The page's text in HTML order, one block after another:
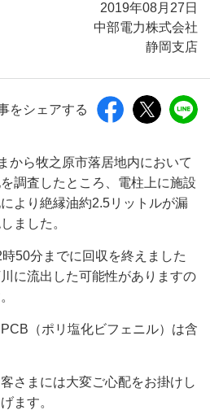
2019年08月27日
中部電力株式会社
静岡支店
をシェアする
から牧之原市落居地内において
調査したところ、電柱上に施設
より絶縁油約2.5リットルが漏
ました。
50分までに回収を終えました
に流出した可能性がありますの
（ポリ塩化ビフェニル）は含
さまには大変ご心配をお掛けし
ます。